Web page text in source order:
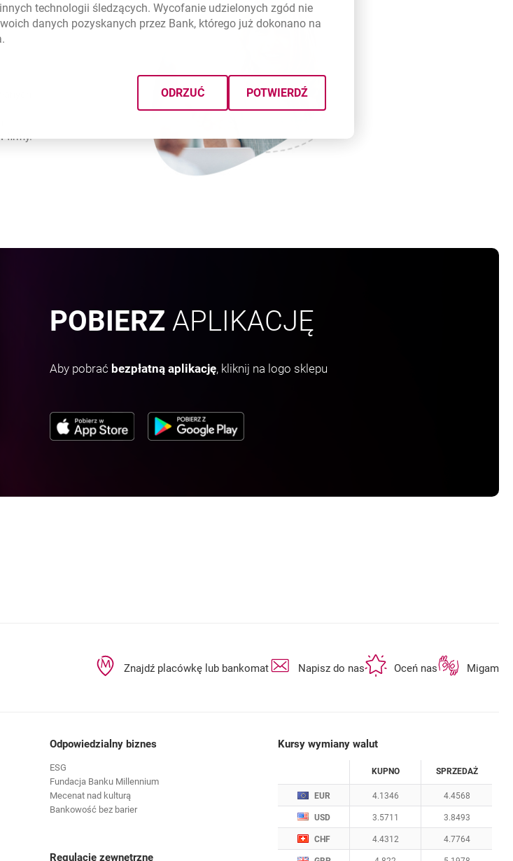
firmy.
POBIERZ APLIKACJĘ
Aby pobrać bezpłatną aplikację, kliknij na logo sklepu
OTWIERA SIĘ W NOWEJ KARCIEOTWIERA SIĘ W NOWEJ KARCIE
Znajdź placówkę lub bankomatotwiera się w nowej karcie
Napisz do nasotwiera się w nowej karcie
Oceń nasotwiera się w
Migam
Kursy wymiany walut
Kursy wymiany walut. Data aktualizacji:
KUPNO SPRZEDAŻ
EUR 4.1346 4.4568
USD 3.5711 3.8493
CHF 4.4312 4.7764
Odpowiedzialny biznes
ESG
Fundacja Banku Millennium
Mecenat nad kulturą
Bankowość bez barier
Regulacje zewnętrzne
technologii śledzących. Wycofanie udzielonych zgód nie
danych pozyskanych przez Bank, którego już dokonano na
ODRZUĆ POTWIERDŹ